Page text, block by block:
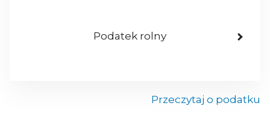
Podatek rolny
Przeczytaj o podatku